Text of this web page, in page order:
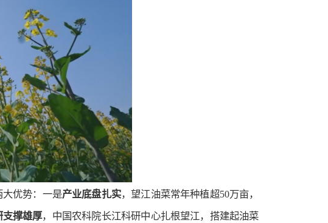
优势：一是产业底盘扎实，望江油菜常年种植超50万亩，
支撑雄厚，中国农科院长江科研中心扎根望江，搭建起油菜